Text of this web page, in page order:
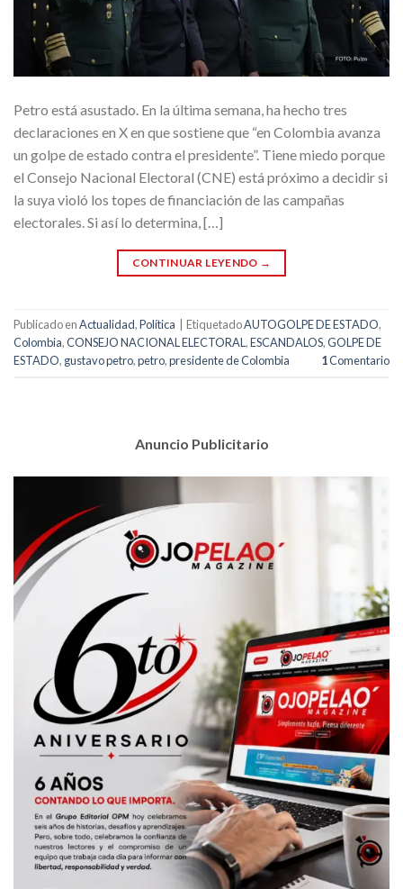
Petro está asustado. En la última semana, ha hecho tres
declaraciones en X en que sostiene que “en Colombia avanza
un golpe de estado contra el presidente”. Tiene miedo porque
el Consejo Nacional Electoral (CNE) está próximo a decidir si
la suya violó los topes de financiación de las campañas
electorales. Si así lo determina, […]
CONTINUAR LEYENDO →
Publicado enActualidad,Política EtiquetadoAUTOGOLPE DE ESTADO,
Colombia,CONSEJO NACIONAL ELECTORAL ,ESCANDALOS,GOLPE DE
ESTADO, gustavo petro,petro,presidente de Colombia 1Comentario
Anuncio Publicitario